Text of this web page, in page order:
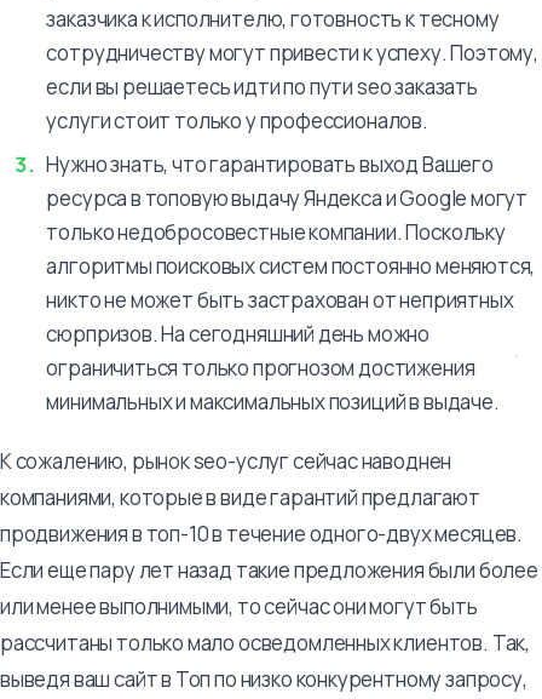
заказчика к исполнителю, готовность к тесному
сотрудничеству могут привести к успеху. Поэтому,
если вы решаетесь идти по пути seo заказать
услуги стоит только у профессионалов.
Нужно знать, что гарантировать выход Вашего
ресурса в топовую выдачу Яндекса и Google могут
только недобросовестные компании. Поскольку
алгоритмы поисковых систем постоянно меняются,
никто не может быть застрахован от неприятных
сюрпризов. На сегодняшний день можно
ограничиться только прогнозом достижения
минимальных и максимальных позиций в выдаче.
К сожалению, рынок seo-услуг сейчас наводнен
компаниями, которые в виде гарантий предлагают
продвижения в топ-10 в течение одного-двух месяцев.
Если еще пару лет назад такие предложения были более
или менее выполнимыми, то сейчас они могут быть
рассчитаны только мало осведомленных клиентов. Так,
выведя ваш сайт в Топ по низко конкурентному запросу,